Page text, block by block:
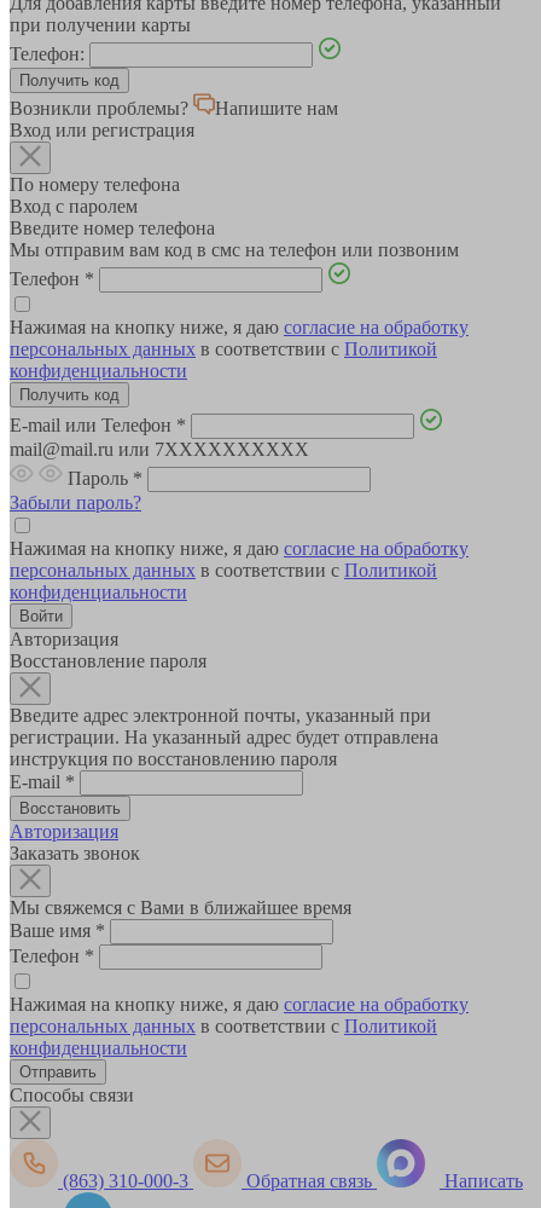
при получении карты
Телефон:
Возникли проблемы?
Напишите нам
Вход или регистрация
По номеру телефона
Вход с паролем
Введите номер телефона
Мы отправим вам код в смс на телефон или позвоним
Телефон *
Нажимая на кнопку ниже, я даю согласие на обработку
персональных данных в соответствии с Политикой
конфиденциальности
E-mail или Телефон *
mail@mail.ru или 7XXXXXXXXXX
Пароль *
Забыли пароль?
Нажимая на кнопку ниже, я даю согласие на обработку
персональных данных в соответствии с Политикой
конфиденциальности
Авторизация
Восстановление пароля
Введите адрес электронной почты, указанный при
регистрации. На указанный адрес будет отправлена
инструкция по восстановлению пароля
E-mail *
Авторизация
Заказать звонок
Мы свяжемся с Вами в ближайшее время
Ваше имя *
Телефон *
Нажимая на кнопку ниже, я даю согласие на обработку
персональных данных в соответствии с Политикой
конфиденциальности
Способы связи
(863) 310-000-3 Обратная связь Написать